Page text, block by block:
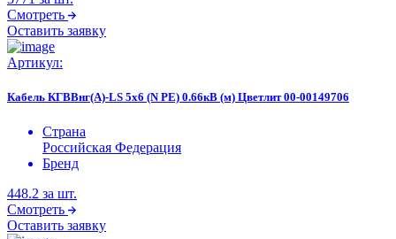
Смотреть
Оставить заявку
Артикул:
Кабель КГВВнг(А)-LS 5х6 (N PE) 0.66кВ (м) Цветлит 00-00149706
Страна
Российская Федерация
Бренд
448.2 за шт.
Смотреть
Оставить заявку